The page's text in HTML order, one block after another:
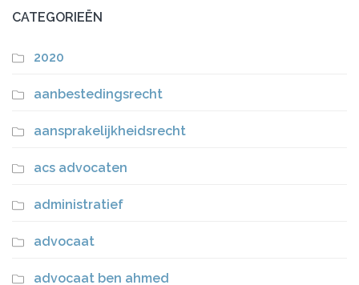
CATEGORIEËN
2020
aanbestedingsrecht
aansprakelijkheidsrecht
acs advocaten
administratief
advocaat
advocaat ben ahmed